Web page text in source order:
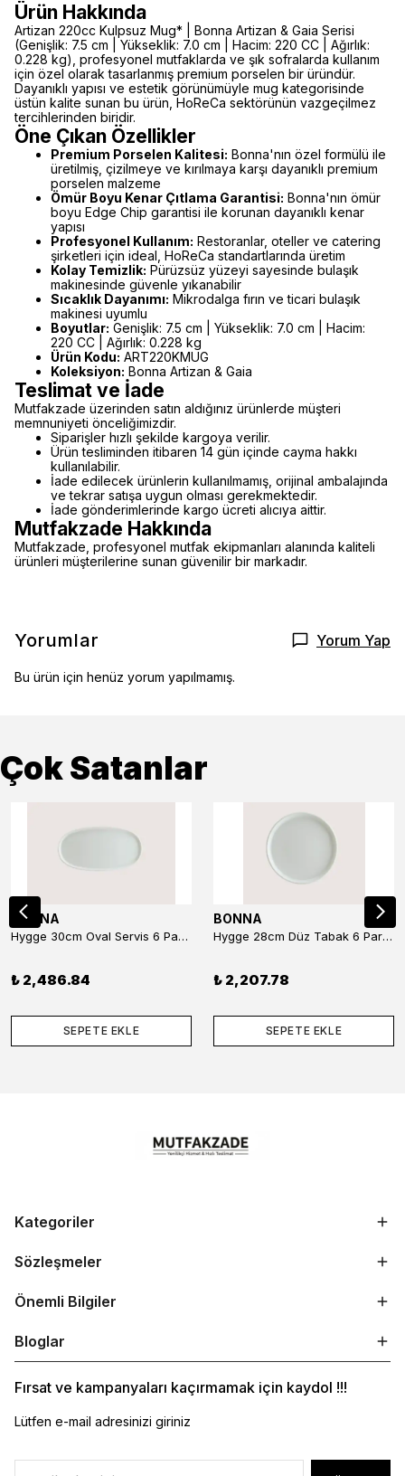
Ürün Hakkında
Artizan 220cc Kulpsuz Mug* | Bonna Artizan & Gaia Serisi
(Genişlik: 7.5 cm | Yükseklik: 7.0 cm | Hacim: 220 CC | Ağırlık:
0.228 kg), profesyonel mutfaklarda ve şık sofralarda kullanım
için özel olarak tasarlanmış premium porselen bir üründür.
Dayanıklı yapısı ve estetik görünümüyle mug kategorisinde
üstün kalite sunan bu ürün, HoReCa sektörünün vazgeçilmez
tercihlerinden biridir.
Öne Çıkan Özellikler
Premium Porselen Kalitesi: Bonna'nın özel formülü ile
üretilmiş, çizilmeye ve kırılmaya karşı dayanıklı premium
porselen malzeme
Ömür Boyu Kenar Çıtlama Garantisi: Bonna'nın ömür
boyu Edge Chip garantisi ile korunan dayanıklı kenar
yapısı
Profesyonel Kullanım: Restoranlar, oteller ve catering
şirketleri için ideal, HoReCa standartlarında üretim
Kolay Temizlik: Pürüzsüz yüzeyi sayesinde bulaşık
makinesinde güvenle yıkanabilir
Sıcaklık Dayanımı: Mikrodalga fırın ve ticari bulaşık
makinesi uyumlu
Boyutlar: Genişlik: 7.5 cm | Yükseklik: 7.0 cm | Hacim:
220 CC | Ağırlık: 0.228 kg
Ürün Kodu: ART220KMUG
Koleksiyon: Bonna Artizan & Gaia
Teslimat ve İade
Mutfakzade üzerinden satın aldığınız ürünlerde müşteri
memnuniyeti önceliğimizdir.
Siparişler hızlı şekilde kargoya verilir.
Ürün tesliminden itibaren 14 gün içinde cayma hakkı
kullanılabilir.
İade edilecek ürünlerin kullanılmamış, orijinal ambalajında
ve tekrar satışa uygun olması gerekmektedir.
İade gönderimlerinde kargo ücreti alıcıya aittir.
Mutfakzade Hakkında
Mutfakzade, profesyonel mutfak ekipmanları alanında kaliteli
ürünleri müşterilerine sunan güvenilir bir markadır.
Yorumlar Yorum Yap
Bu ürün için henüz yorum yapılmamış.
Çok Satanlar
BONNA
Hygge 30cm Oval Servis 6 Parça
₺ 2,486.84
SEPETE EKLE
BONNA
Hygge 28cm Düz Tabak 6 Parça
₺ 2,207.78
SEPETE EKLE
Kategoriler
Sözleşmeler
Önemli Bilgiler
Bloglar
Fırsat ve kampanyaları kaçırmamak için kaydol !!!
Lütfen e-mail adresinizi giriniz